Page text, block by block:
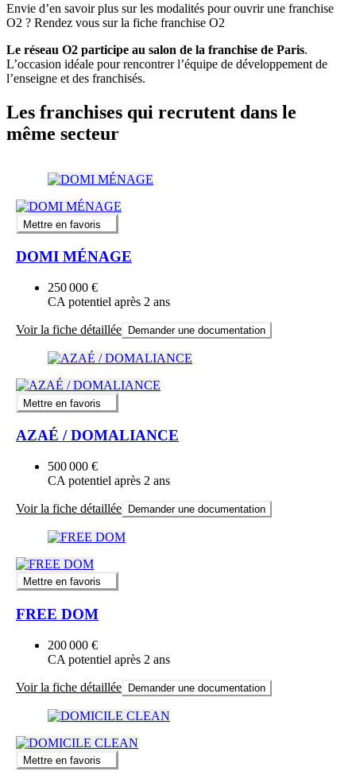
Envie d’en savoir plus sur les modalités pour ouvrir une franchise
O2 ? Rendez vous sur la fiche franchise O2
Le réseau O2 participe au salon de la franchise de Paris.
L’occasion idéale pour rencontrer l’équipe de développement de
l’enseigne et des franchisés.
Les franchises qui recrutent dans le
même secteur
Mettre en favoris
DOMI MÉNAGE
250 000 €
CA potentiel après 2 ans
Voir la fiche détaillée Demander une documentation
Mettre en favoris
AZAÉ / DOMALIANCE
500 000 €
CA potentiel après 2 ans
Voir la fiche détaillée Demander une documentation
Mettre en favoris
FREE DOM
200 000 €
CA potentiel après 2 ans
Voir la fiche détaillée Demander une documentation
Mettre en favoris